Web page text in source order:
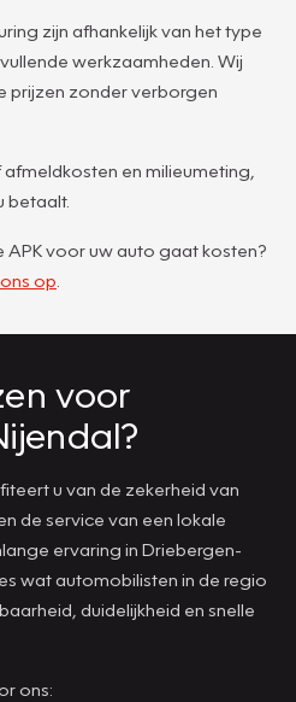
zijn afhankelijk van het type
werkzaamheden. Wij
prijzen zonder verborgen
en milieumeting,
betaalt.
voor uw auto gaat kosten?
op
voor
u van de zekerheid van
de service van een lokale
ervaring in Driebergen-
wat automobilisten in de regio
duidelijkheid en snelle
ons: